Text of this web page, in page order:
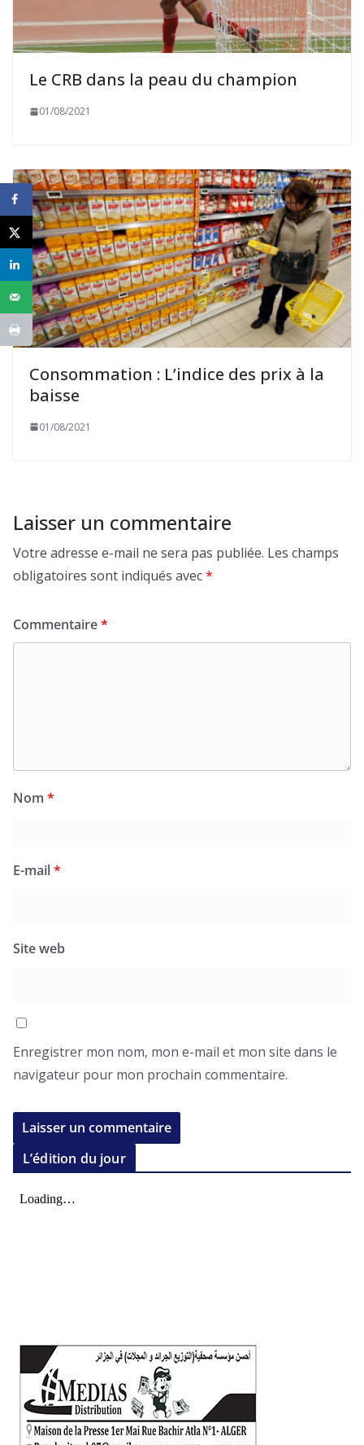
Le CRB dans la peau du champion
01/08/2021
Consommation : L’indice des prix à la
baisse
01/08/2021
Laisser un commentaire
Votre adresse e-mail ne sera pas publiée. Les champs
obligatoires sont indiqués avec*
Commentaire*
Nom *
E-mail*
Site web
Enregistrer mon nom, mon e-mail et mon site dans le
navigateur pour mon prochain commentaire.
L’édition du jour